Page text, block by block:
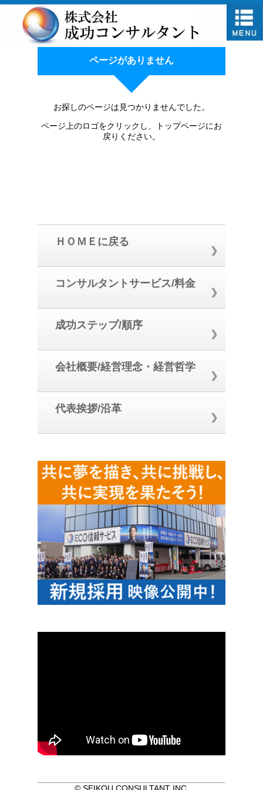
ページがありません
お探しのページは見つかりませんでした。
ページ上のロゴをクリックし、トップページにお
戻りください。
ＨＯＭＥに戻る
コンサルタントサービス/料金
成功ステップ/順序
会社概要/経営理念・経営哲学
代表挨拶/沿革